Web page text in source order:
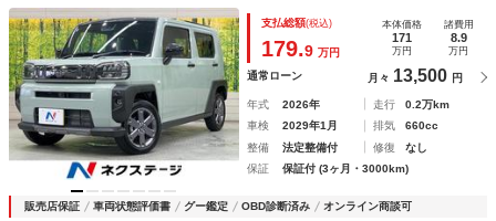
Ｄヘッド 電動パーキング オートホールド オートエアコ
ン スマートキー プッシュスタート 衝突軽減装置
支払総額(税込)
179.9 万円
本体価格
171
万円
諸費用
8.9
万円
通常ローン 月々 13,500 円
年式 2026年 走行
0.2万km
車検
2029年1月 排気
660cc
整備
法定整備付 修復
なし
保証
保証付 (3ヶ月・3000km)
販売店保証 車両状態評価書 グー鑑定 OBD診断済み オンライン商談可